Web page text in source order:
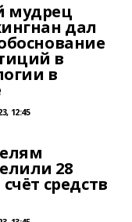
мудрец
дал
в
в
12:45
28
средств